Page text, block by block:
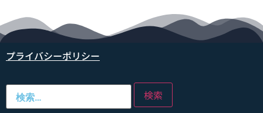
プライバシーポリシー